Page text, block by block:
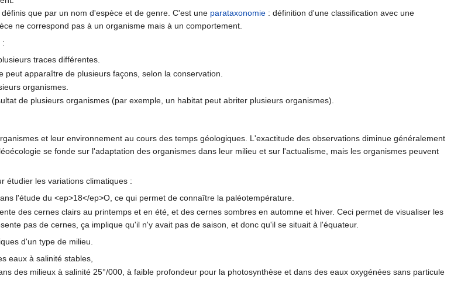
que par un nom d'espèce et de genre. C'est une parataxonomie : définition d'une classification avec une
ne correspond pas à un organisme mais à un comportement.
:
traces différentes.
peut apparaître de plusieurs façons, selon la conservation.
organismes.
de plusieurs organismes (par exemple, un habitat peut abriter plusieurs organismes).
et leur environnement au cours des temps géologiques. L'exactitude des observations diminue généralement
se fonde sur l'adaptation des organismes dans leur milieu et sur l'actualisme, mais les organismes peuvent
étudier les variations climatiques :
l'étude du <ep>18</ep>O, ce qui permet de connaître la paléotempérature.
des cernes clairs au printemps et en été, et des cernes sombres en automne et hiver. Ceci permet de visualiser les
pas de cernes, ça implique qu'il n'y avait pas de saison, et donc qu'il se situait à l'équateur.
d'un type de milieu.
eaux à salinité stables,
des milieux à salinité 25°/000, à faible profondeur pour la photosynthèse et dans des eaux oxygénées sans particule